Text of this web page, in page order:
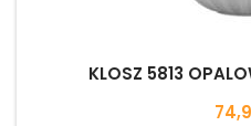
KLOSZ 5813